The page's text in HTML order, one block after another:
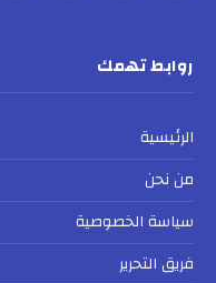
روابط تهمك
الرئيسية
من نحن
سياسة الخصوصية
فريق التحرير